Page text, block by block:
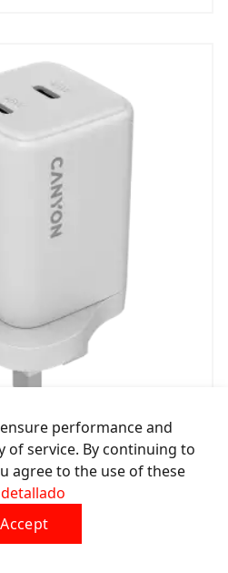
UK
performance and
of service. By continuing to
agree to the use of these
Accept